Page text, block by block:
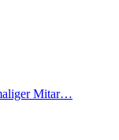
Mitar…